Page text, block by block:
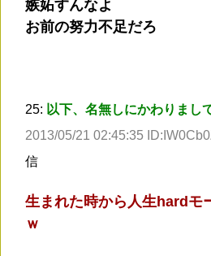
嫉妬すんなよ
お前の努力不足だろ
25: 以下、名無しにかわりまし
2013/05/21 02:45:35
信
生まれた時から人生hardモ
ｗ